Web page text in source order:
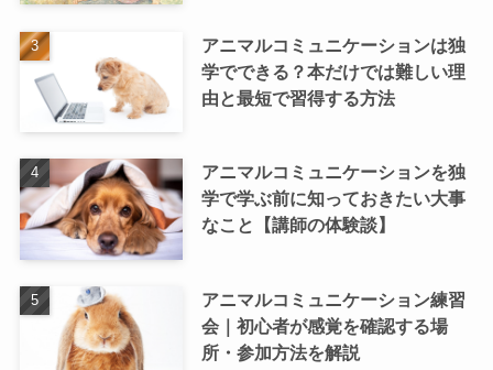
アニマルコミュニケーションは独
学でできる？本だけでは難しい理
由と最短で習得する方法
アニマルコミュニケーションを独
学で学ぶ前に知っておきたい大事
なこと【講師の体験談】
アニマルコミュニケーション練習
会｜初心者が感覚を確認する場
所・参加方法を解説